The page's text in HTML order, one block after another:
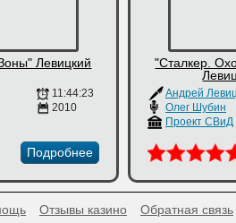
Левицкий
11:44:23
2010
Подробнее
"Сталкер.
Олег Шубин
Проект СВиД
Отзывы казино Обратная связь